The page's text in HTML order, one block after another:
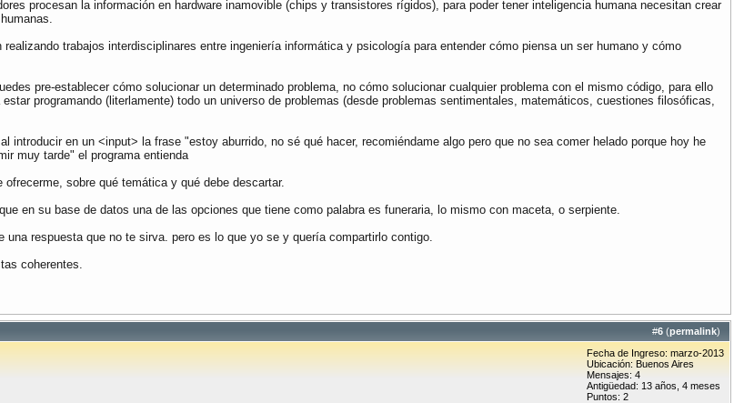
procesan la información en hardware inamovible (chips y transistores rígidos), para poder tener inteligencia humana necesitan crear
trabajos interdisciplinares entre ingeniería informática y psicología para entender cómo piensa un ser humano y cómo
pre-establecer cómo solucionar un determinado problema, no cómo solucionar cualquier problema con el mismo código, para ello
programando (literlamente) todo un universo de problemas (desde problemas sentimentales, matemáticos, cuestiones filosóficas,
en un <input> la frase "estoy aburrido, no sé qué hacer, recomiéndame algo pero que no sea comer helado porque hoy he
muy tarde" el programa entienda
sobre qué temática y qué debe descartar.
en su base de datos una de las opciones que tiene como palabra es funeraria, lo mismo con maceta, o serpiente.
respuesta que no te sirva. pero es lo que yo se y quería compartirlo contigo.
coherentes.
#6 (permalink)
Fecha de Ingreso: marzo-2013
Ubicación: Buenos Aires
Mensajes: 4
Antigüedad: 13 años, 4 meses
Puntos: 2